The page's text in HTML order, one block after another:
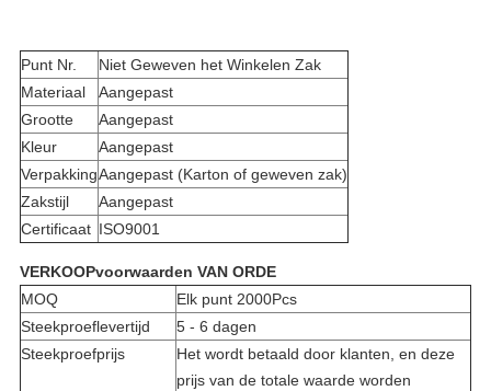
Punt Nr.
Niet Geweven het Winkelen Zak
Materiaal
Aangepast
Grootte
Aangepast
Kleur
Aangepast
VerpakkingAangepast (Karton of geweven zak)
Zakstijl
Aangepast
Certificaat ISO9001
VERKOOPvoorwaarden VAN ORDE
MOQ
Elk punt 2000Pcs
Steekproeflevertijd
5 - 6 dagen
Steekproefprijs
Het wordt betaald door klanten, en deze
prijs van de totale waarde worden